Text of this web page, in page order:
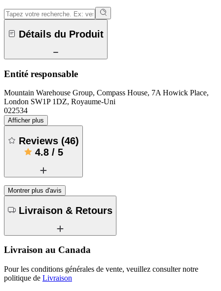
Détails du Produit
Entité responsable
Mountain Warehouse Group, Compass House, 7A Howick Place,
London SW1P 1DZ, Royaume-Uni
022534
Afficher plus
Reviews (46)
4.8/ 5
Montrer plus d'avis
Livraison & Retours
Livraison au Canada
Pour les conditions générales de vente, veuillez consulter notre
politique de Livraison